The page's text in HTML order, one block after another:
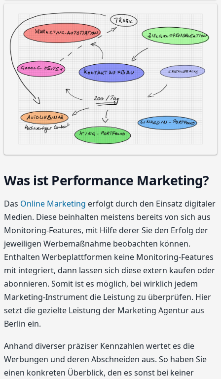
Was ist Performance Marketing?
Das Online Marketing erfolgt durch den Einsatz digitaler
Medien. Diese beinhalten meistens bereits von sich aus
Monitoring-Features, mit Hilfe derer Sie den Erfolg der
jeweiligen Werbemaßnahme beobachten können.
Enthalten Werbeplattformen keine Monitoring-Features
mit integriert, dann lassen sich diese extern kaufen oder
abonnieren. Somit ist es möglich, bei wirklich jedem
Marketing-Instrument die Leistung zu überprüfen. Hier
setzt die gezielte Leistung der Marketing Agentur aus
Berlin ein.
Anhand diverser präziser Kennzahlen wertet es die
Werbungen und deren Abschneiden aus. So haben Sie
einen konkreten Überblick, den es sonst bei keiner